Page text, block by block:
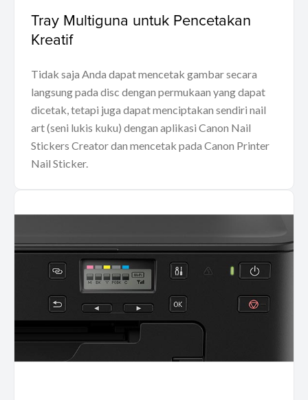
Tray Multiguna untuk Pencetakan
Kreatif
Tidak saja Anda dapat mencetak gambar secara
langsung pada disc dengan permukaan yang dapat
dicetak, tetapi juga dapat menciptakan sendiri nail
art (seni lukis kuku) dengan aplikasi Canon Nail
Stickers Creator dan mencetak pada Canon Printer
Nail Sticker.